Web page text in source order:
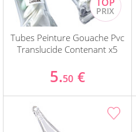
Tubes Peinture Gouache Pvc
Translucide Contenant x5
5.50 €